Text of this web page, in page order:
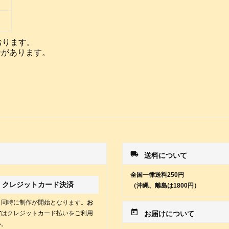
ます。
あります。
クレジットカード決済
時に制作が開始となります。 お
はクレジットカード払いをご利用
local_shipping 送料について
全国一律送料250円
（沖縄、離島は1800円）
today お届けについて